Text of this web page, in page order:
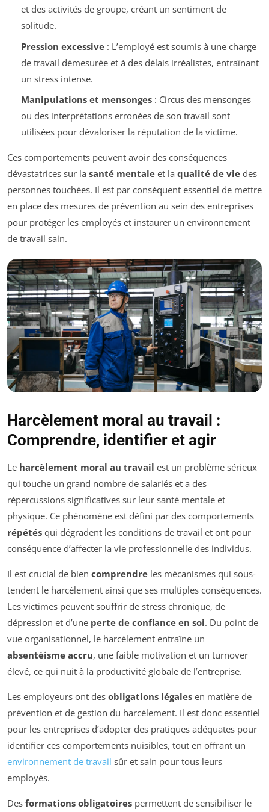
et des activités de groupe, créant un sentiment de
solitude.
Pression excessive: L’employé est soumis à une charge
de travail démesurée et à des délais irréalistes, entraînant
un stress intense.
Manipulations et mensonges: Circus des mensonges
ou des interprétations erronées de son travail sont
utilisées pour dévaloriser la réputation de la victime.
Ces comportements peuvent avoir des conséquences
dévastatrices sur la santé mentale et la qualité de vie des
personnes touchées. Il est par conséquent essentiel de mettre
en place des mesures de prévention au sein des entreprises
pour protéger les employés et instaurer un environnement
de travail sain.
Harcèlement moral au travail :
Comprendre, identifier et agir
Le harcèlement moral au travail est un problème sérieux
qui touche un grand nombre de salariés et a des
répercussions significatives sur leur santé mentale et
physique. Ce phénomène est défini par des comportements
répétés qui dégradent les conditions de travail et ont pour
conséquence d’affecter la vie professionnelle des individus.
Il est crucial de bien comprendre les mécanismes qui sous-
tendent le harcèlement ainsi que ses multiples conséquences.
Les victimes peuvent souffrir de stress chronique, de
dépression et d’une perte de confiance en soi. Du point de
vue organisationnel, le harcèlement entraîne un
absentéisme accru, une faible motivation et un turnover
élevé, ce qui nuit à la productivité globale de l’entreprise.
Les employeurs ont des obligations légales en matière de
prévention et de gestion du harcèlement. Il est donc essentiel
pour les entreprises d’adopter des pratiques adéquates pour
identifier ces comportements nuisibles, tout en offrant un
environnement de travail sûr et sain pour tous leurs
employés.
Des formations obligatoires permettent de sensibiliser le